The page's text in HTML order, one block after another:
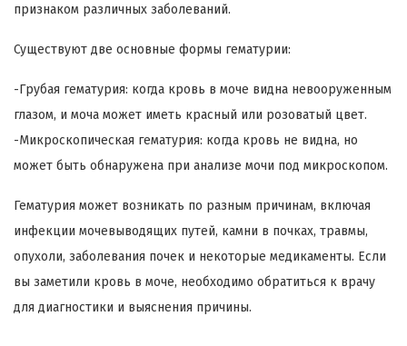
признаком различных заболеваний.
Существуют две основные формы гематурии:
-Грубая гематурия: когда кровь в моче видна невооруженным
глазом, и моча может иметь красный или розоватый цвет.
-Микроскопическая гематурия: когда кровь не видна, но
может быть обнаружена при анализе мочи под микроскопом.
Гематурия может возникать по разным причинам, включая
инфекции мочевыводящих путей, камни в почках, травмы,
опухоли, заболевания почек и некоторые медикаменты. Если
вы заметили кровь в моче, необходимо обратиться к врачу
для диагностики и выяснения причины.